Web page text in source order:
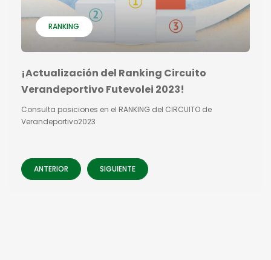
RANKING
¡Actualización del Ranking Circuito
Verandeportivo Futevolei 2023!
Consulta posiciones en el RANKING del CIRCUITO de
Verandeportivo2023
ANTERIOR SIGUIENTE